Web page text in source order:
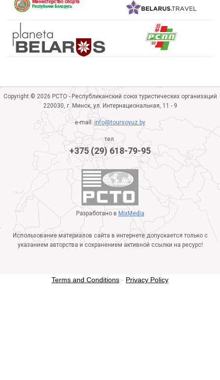
Copyright © 2026 РСТО - Республиканский союз туристических организаций
220030, г. Минск, ул. Интернациональная, 11 - 9
e-mail:info@toursoyuz.by
тел.
+375 (29) 618-79-95
Разработано в MixMedia
Использование материалов сайта в интернете допускается только с
указанием авторства и сохранением активной ссылки на ресурс!
Terms and Conditions - Privacy Policy